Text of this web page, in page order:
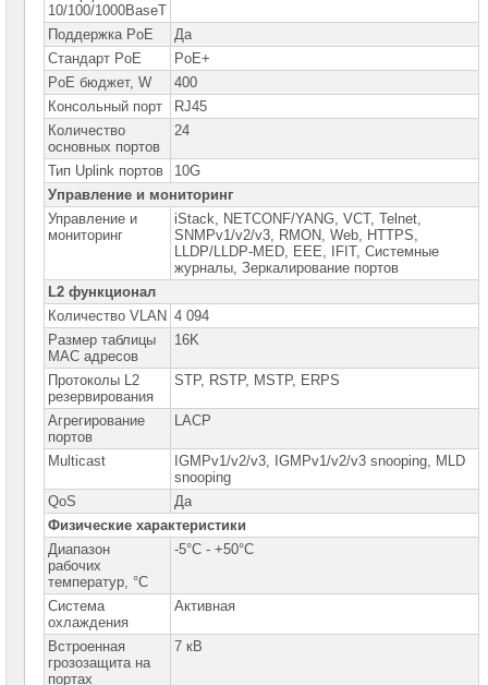
Allied
Telesis
Сетевое
оборудование
Huawei
Коммутаторы
Huawei
Маршрутизаторы
Huawei
►
Межсетевые
Точки
доступа
Huawei
Сетевое
оборудование
Zyxel
Оборудование
контроля
NetPing
Сетевое
оборудование
Mikrotik
Сетевое
оборудование
HP
Сетевое
оборудование
Cisco
10/100/1000BaseT
Поддержка PoE
Да
Cтандарт PoE
PoE+
PoE бюджет, W
400
Консольный порт
RJ45
Количество
основных портов
24
Тип Uplink портов
10G
Управление и мониторинг
Управление и
мониторинг
iStack, NETCONF/YANG, VCT, Telnet,
SNMPv1/v2/v3, RMON, Web, HTTPS,
LLDP/LLDP-MED, EEE, IFIT, Системные
журналы, Зеркалирование портов
L2 функционал
Количество VLAN 4 094
Размер таблицы
MAC адресов
16K
Протоколы L2
резервирования
STP, RSTP, MSTP, ERPS
Агрегирование
портов
LACP
Multicast
IGMPv1/v2/v3, IGMPv1/v2/v3 snooping, MLD
snooping
QoS
Да
Физические характеристики
Диапазон
рабочих
температур, °C
-5°C - +50°C
Система
охлаждения
Активная
Встроенная
грозозащита на
портах
7 кВ